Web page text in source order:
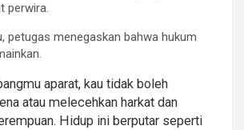
perwira.
petugas menegaskan bahwa hukum
aparat, kau tidak boleh
atau melecehkan harkat dan
Hidup ini berputar seperti